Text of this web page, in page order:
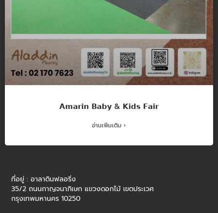
𝗔𝗺𝗮𝗿𝗶𝗻 𝗕𝗮𝗯𝘆 & 𝗞𝗶𝗱𝘀 𝗙𝗮𝗶𝗿
อ่านเพิ่มเติม ›
ที่อยู่ : อาลาดินฟลอริ่ง
35/2 ถนนกาญจนาภิเษก แขวงดอกไม้ เขตประเวศ
กรุงเทพมหานคร 10250